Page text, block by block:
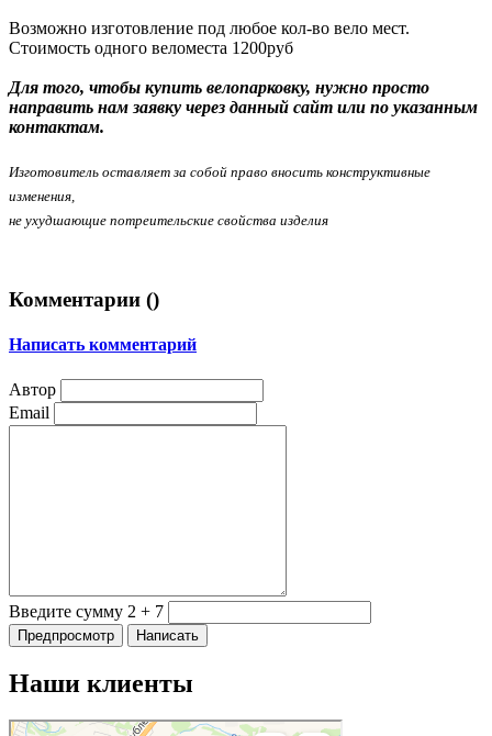
Возможно изготовление под любое кол-во вело мест.
Стоимость одного веломеста 1200руб
Для того, чтобы купить велопарковку, нужно просто
направить нам заявку через данный сайт или по указанным
контактам.
Изготовитель оставляет за собой право вносить конструктивные
изменения,
не ухудшающие потреительские свойства изделия
Комментарии ()
Написать комментарий
Автор
Email
Введите сумму 2 + 7
Наши клиенты